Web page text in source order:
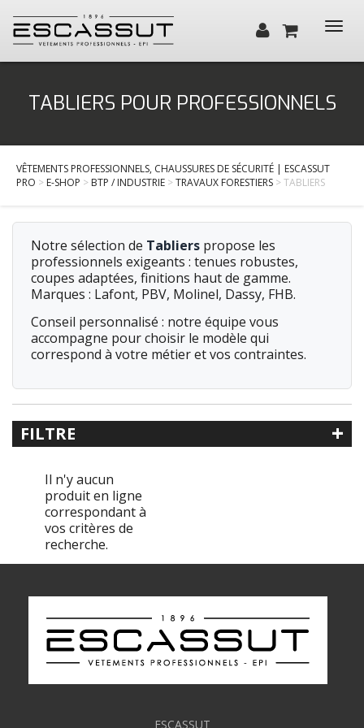
Santé, Bien-être
Cuisine, Hôtellerie, Restauration
BTP / Industrie
Actualités
Contact
TABLIERS POUR PROFESSIONNELS
VÊTEMENTS PROFESSIONNELS, CHAUSSURES DE SÉCURITÉ | ESCASSUT
PRO > E-SHOP > BTP / INDUSTRIE >TRAVAUX FORESTIERS > TABLIERS
Notre sélection de Tabliers propose les
professionnels exigeants : tenues robustes,
coupes adaptées, finitions haut de gamme.
Marques : Lafont, PBV, Molinel, Dassy, FHB.
Conseil personnalisé : notre équipe vous
accompagne pour choisir le modèle qui
correspond à votre métier et vos contraintes.
FILTRE +
Recherche libre
Référence
Catégorie
< Travaux forestiers
Tabliers
Il n'y aucun
produit en ligne
correspondant à
vos critères de
recherche.
ESCASSUT